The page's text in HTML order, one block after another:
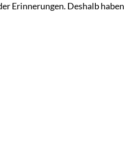
Erinnerungen. Deshalb haben